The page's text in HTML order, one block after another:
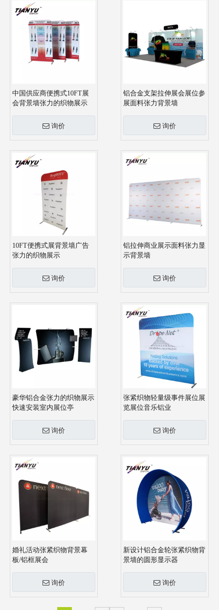
中国供应商便携式10FT展
会背景墙张力的织物展示
询价
铝合金支架拉伸展会展位参
展面料张力背景墙
询价
10FT便携式展背景墙广告
张力的织物展示
询价
铝拉伸商业展示面料张力显
示背景墙
询价
豪华铝合金张力的织物展示
快速安装室内展位亭
询价
张紧织物轻量级事件展位展
览展位音乐铝业
询价
婚礼活动张紧织物背景幕
板/铝框展会
询价
新设计铝合金轮张紧织物背
景墙的圆形显示器
询价